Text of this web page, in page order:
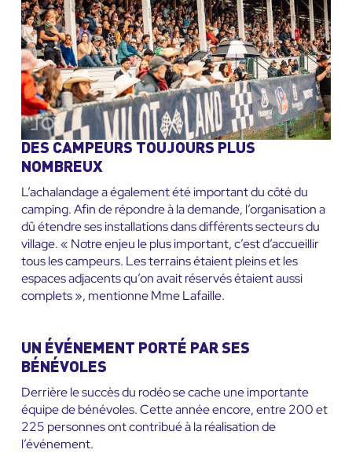
DES CAMPEURS TOUJOURS PLUS
NOMBREUX
L’achalandage a également été important du côté du
camping. Afin de répondre à la demande, l’organisation a
dû étendre ses installations dans différents secteurs du
village. « Notre enjeu le plus important, c’est d’accueillir
tous les campeurs. Les terrains étaient pleins et les
espaces adjacents qu’on avait réservés étaient aussi
complets », mentionne Mme Lafaille.
UN ÉVÉNEMENT PORTÉ PAR SES
BÉNÉVOLES
Derrière le succès du rodéo se cache une importante
équipe de bénévoles. Cette année encore, entre 200 et
225 personnes ont contribué à la réalisation de
l’événement.